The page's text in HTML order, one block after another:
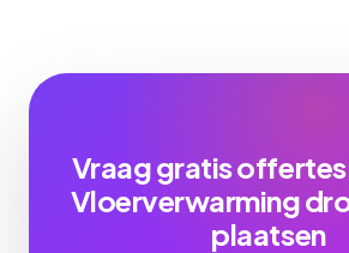
Vraag gratis
Vloerverwarming
plaatsen